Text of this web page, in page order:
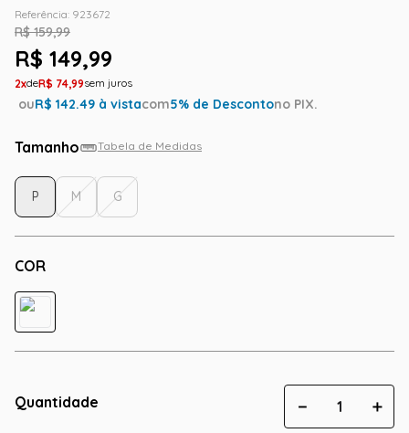
Referência: 923672
R$ 159,99
R$ 149,99
2 R$ 74,99
ouR$ 142.49 à vistacom5% de Descontono PIX.
Tamanho Tabela de Medidas
COR
P M G
Quantidade ＋
－